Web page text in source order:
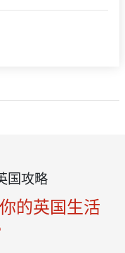
国攻略
的英国生活